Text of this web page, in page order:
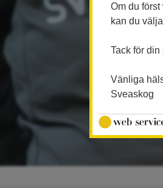
Om du
kan du
Tack för din
Vänliga
Sveaskog